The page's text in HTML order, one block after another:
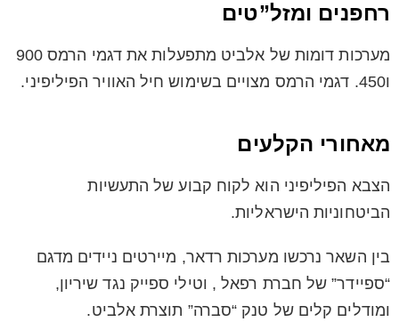
רחפנים ומזל”טים
מערכות דומות של אלביט מתפעלות את דגמי הרמס 900
ו450. דגמי הרמס מצויים בשימוש חיל האוויר הפיליפיני.
מאחורי הקלעים
הצבא הפיליפיני הוא לקוח קבוע של התעשיות
הביטחוניות הישראליות.
בין השאר נרכשו מערכות רדאר, מיירטים ניידים מדגם
“ספיידר” של חברת רפאל , וטילי ספייק נגד שיריון,
ומודלים קלים של טנק “סברה” תוצרת אלביט.